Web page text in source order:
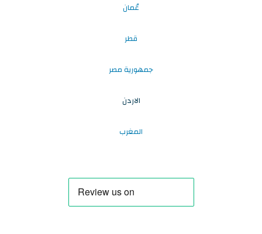
عُمان
قطر
جمهورية مصر
الاردن
المغرب